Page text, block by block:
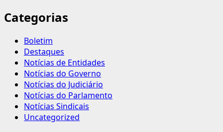
Categorias
Boletim
Destaques
Notícias de Entidades
Notícias do Governo
Notícias do Judiciário
Notícias do Parlamento
Notícias Sindicais
Uncategorized